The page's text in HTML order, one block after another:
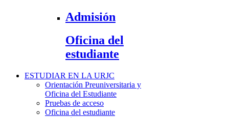
Admisión
Oficina del
estudiante
ESTUDIAR EN LA URJC
Orientación Preuniversitaria y
Oficina del Estudiante
Pruebas de acceso
Oficina del estudiante